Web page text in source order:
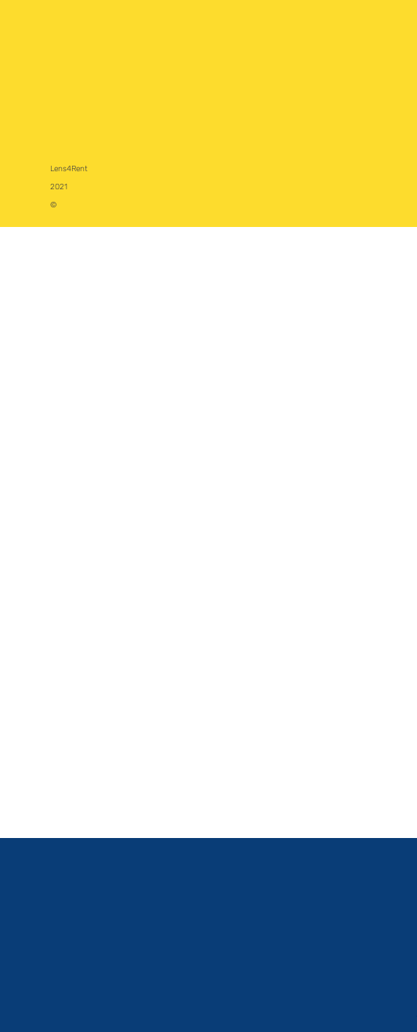
Lens4Rent
2021
©